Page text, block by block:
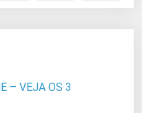
– VEJA OS 3